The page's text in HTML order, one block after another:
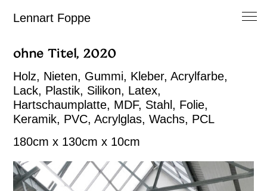
ohne Titel, 2020
Holz, Nieten, Gummi, Kleber, Acrylfarbe,
Lack, Plastik, Silikon, Latex,
Hartschaumplatte, MDF, Stahl, Folie,
Keramik, PVC, Acrylglas, Wachs, PCL
180cm x 130cm x 10cm
Lennart Foppe